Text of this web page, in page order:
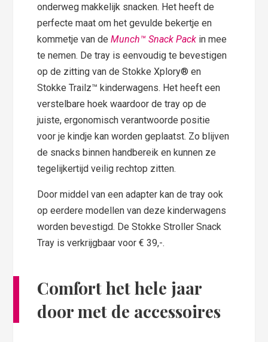
onderweg makkelijk snacken. Het heeft de
perfecte maat om het gevulde bekertje en
kommetje van deMunch™ Snack Pack in mee
te nemen. De tray is eenvoudig te bevestigen
op de zitting van de Stokke Xplory® en
Stokke Trailz™ kinderwagens. Het heeft een
verstelbare hoek waardoor de tray op de
juiste, ergonomisch verantwoorde positie
voor je kindje kan worden geplaatst. Zo blijven
de snacks binnen handbereik en kunnen ze
tegelijkertijd veilig rechtop zitten.
Door middel van een adapter kan de tray ook
op eerdere modellen van deze kinderwagens
worden bevestigd. De Stokke Stroller Snack
Tray is verkrijgbaar voor € 39,-.
Comfort het hele jaar
door met de accessoires